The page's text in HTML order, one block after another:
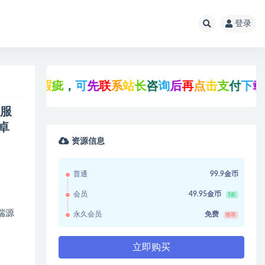
登录
源
先联系站长咨询后再点击支付下载!
资源信息
普通 99.9金币
会员 49.95金币 5折
永久会员 免费 推荐
立即购买